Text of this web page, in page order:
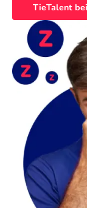
TieTalent